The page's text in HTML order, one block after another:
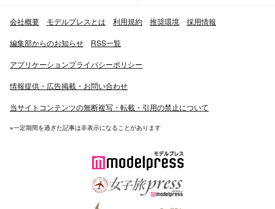
会社概要 モデルプレスとは 利用規約 推奨環境 採用情報
編集部からのお知らせ RSS一覧
アプリケーションプライバシーポリシー
情報提供・広告掲載・お問い合わせ
当サイトコンテンツの無断複写・転載・引用の禁止について
※一定期間を過ぎた記事は非表示になることがあります